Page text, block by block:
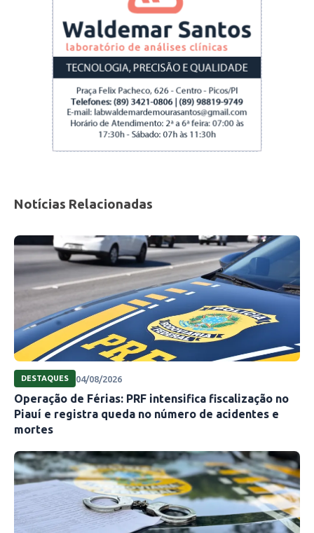
Notícias Relacionadas
DESTAQUES 04/08/2026
Operação de Férias: PRF intensifica fiscalização no
Piauí e registra queda no número de acidentes e
mortes